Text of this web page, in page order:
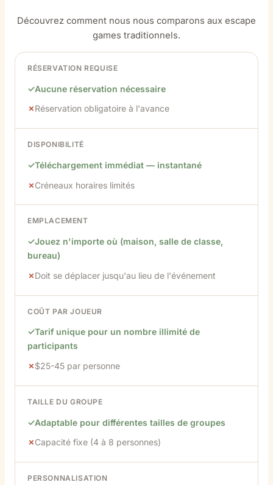
Découvrez comment nous nous comparons aux escape
games traditionnels.
RÉSERVATION REQUISE
Aucune réservation nécessaire
Réservation obligatoire à l'avance
DISPONIBILITÉ
Téléchargement immédiat — instantané
Créneaux horaires limités
EMPLACEMENT
Jouez n'importe où (maison, salle de classe,
bureau)
Doit se déplacer jusqu'au lieu de l'événement
COÛT PAR JOUEUR
Tarif unique pour un nombre illimité de
participants
$25-45 par personne
TAILLE DU GROUPE
Adaptable pour différentes tailles de groupes
Capacité fixe (4 à 8 personnes)
PERSONNALISATION